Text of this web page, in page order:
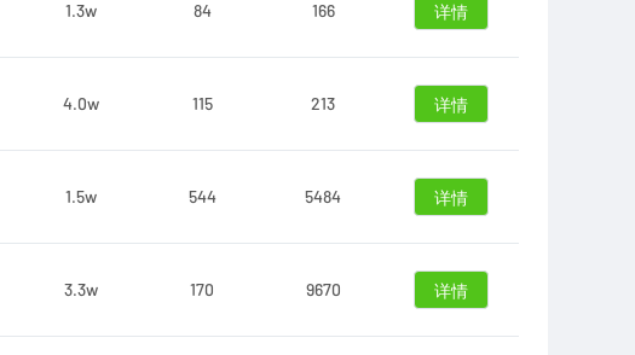
1.3w 84 166 详情
4.0w 115 213 详情
1.5w 544 5484 详情
3.3w 170 9670 详情